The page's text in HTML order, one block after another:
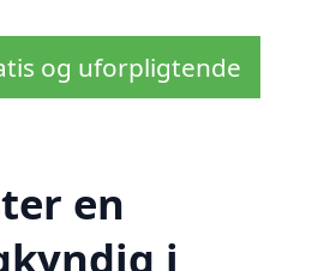
og uforpligtende
en
i